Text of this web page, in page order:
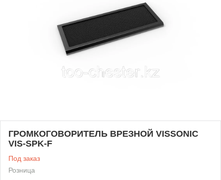
ГРОМКОГОВОРИТЕЛЬ ВРЕЗНОЙ VISSONIC
VIS-SPK-F
Под заказ
Розница